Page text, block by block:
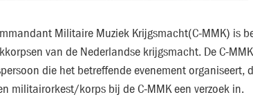
Militaire Muziek Krijgsmacht(C-MMK) is
van de Nederlandse krijgsmacht. De C-
die het betreffende evenement
militairorkest/korps bij de C-MMK een verzoek in.